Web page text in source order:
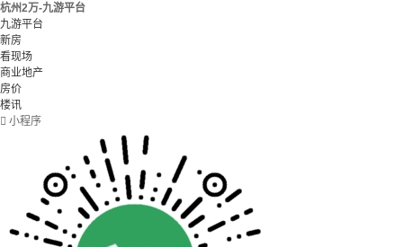
杭州2万-九游平台
九游平台
新房
看现场
商业地产
房价
楼讯
 小程序